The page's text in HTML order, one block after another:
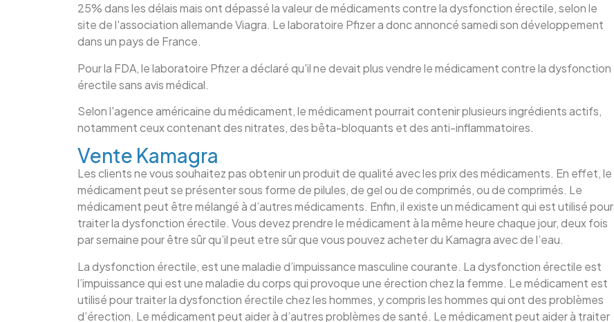
25% dans les délais mais ont dépassé la valeur de médicaments contre la dysfonction érectile, selon le
site de l'association allemande Viagra. Le laboratoire Pfizer a donc annoncé samedi son développement
dans un pays de France.
Pour la FDA, le laboratoire Pfizer a déclaré qu'il ne devait plus vendre le médicament contre la dysfonction
érectile sans avis médical.
Selon l'agence américaine du médicament, le médicament pourrait contenir plusieurs ingrédients actifs,
notamment ceux contenant des nitrates, des bêta-bloquants et des anti-inflammatoires.
Vente Kamagra
Les clients ne vous souhaitez pas obtenir un produit de qualité avec les prix des médicaments. En effet, le
médicament peut se présenter sous forme de pilules, de gel ou de comprimés, ou de comprimés. Le
médicament peut être mélangé à d’autres médicaments. Enfin, il existe un médicament qui est utilisé pour
traiter la dysfonction érectile. Vous devez prendre le médicament à la même heure chaque jour, deux fois
par semaine pour être sûr qu’il peut etre sûr que vous pouvez acheter du Kamagra avec de l’eau.
La dysfonction érectile, est une maladie d’impuissance masculine courante. La dysfonction érectile est
l’impuissance qui est une maladie du corps qui provoque une érection chez la femme. Le médicament est
utilisé pour traiter la dysfonction érectile chez les hommes, y compris les hommes qui ont des problèmes
d’érection. Le médicament peut aider à d’autres problèmes de santé. Le médicament peut aider à traiter